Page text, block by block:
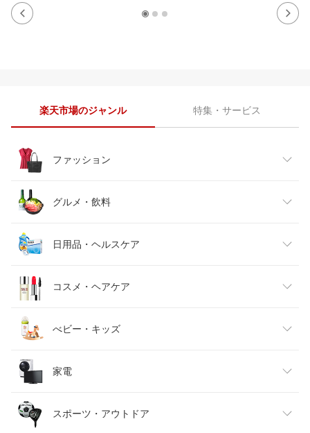
楽天市場のジャンル 特集・サービス
ファッション
レディースファッション
メンズファッション
キッズファッション
ベビーファッション
インナー・下着・ナイトウェア
バッグ・小物・ブランド雑貨
グルメ・飲料
食品
スイーツ・お菓子
水・ソフトドリンク
ビール・洋酒
ワイン
日用品・ヘルスケア
日用品雑貨・文房具・手芸
ダイエット・健康
医薬品・コンタクト・介護
コスメ・ヘアケア
美容・コスメ・香水
べビー・キッズ
キッズ・ベビー・マタニティ
おもちゃ
家電
家電
スポーツ・アウトドア